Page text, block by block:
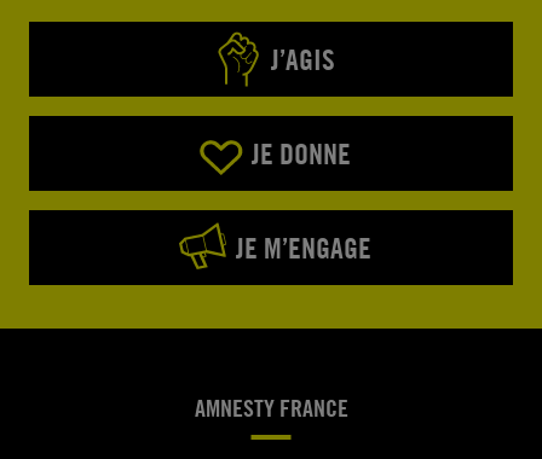
J’AGIS
JE DONNE
JE M’ENGAGE
AMNESTY FRANCE